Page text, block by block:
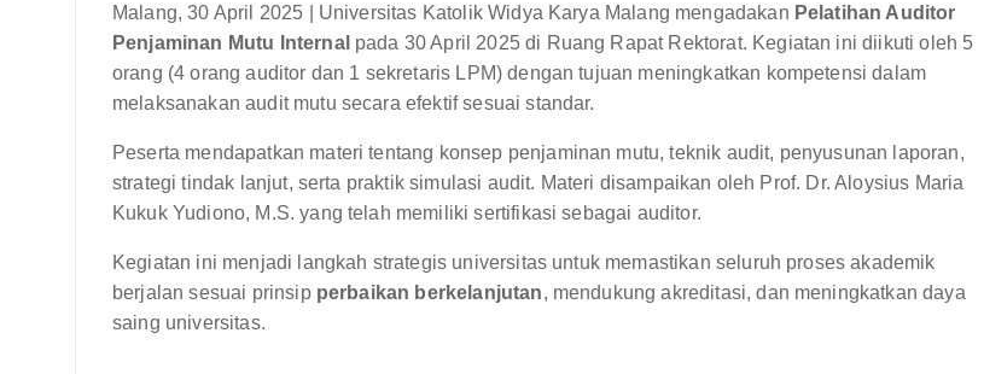
Malang, 30 April 2025 | Universitas Katolik Widya Karya Malang mengadakan Pelatihan Auditor
Penjaminan Mutu Internal pada 30 April 2025 di Ruang Rapat Rektorat. Kegiatan ini diikuti oleh 5
orang (4 orang auditor dan 1 sekretaris LPM) dengan tujuan meningkatkan kompetensi dalam
melaksanakan audit mutu secara efektif sesuai standar.
Peserta mendapatkan materi tentang konsep penjaminan mutu, teknik audit, penyusunan laporan,
strategi tindak lanjut, serta praktik simulasi audit. Materi disampaikan oleh Prof. Dr. Aloysius Maria
Kukuk Yudiono, M.S. yang telah memiliki sertifikasi sebagai auditor.
Kegiatan ini menjadi langkah strategis universitas untuk memastikan seluruh proses akademik
berjalan sesuai prinsip perbaikan berkelanjutan, mendukung akreditasi, dan meningkatkan daya
saing universitas.